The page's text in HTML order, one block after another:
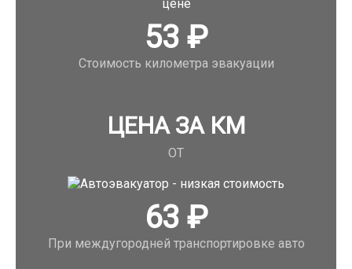
53₽
Стоимость километра эвакуации
ЦЕНА ЗА КМ
ОТ
63₽
При междугородней транспортировке авто